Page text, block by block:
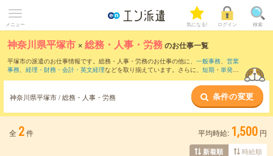
メニュー 気になる! ログイン 検索
神奈川県平塚市 ×総務・人事・労務のお仕事一覧
平塚市の派遣のお仕事情報です。総務・人事・労務のお仕事の他に、 一般事務、 営業
事務、 経理・財務・会計・英文経理などを取り揃えています。さらに、 短期 ・ 単発な
神奈川県平塚市 / 総務・人事・労務 条件の変更
全 2件 平均時給: 1,500 円
新着順 時給順